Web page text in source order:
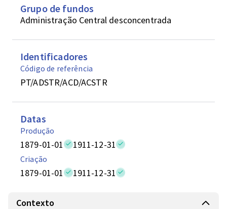
Grupo de fundos
Administração Central desconcentrada
Identificadores
Código de referência
PT/ADSTR/ACD/ACSTR
Datas
Produção
1879-01-01 1911-12-31
Criação
1879-01-01 1911-12-31
Contexto